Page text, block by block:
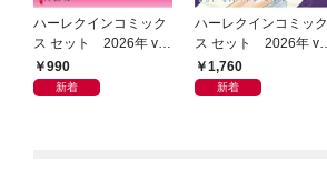
ハーレクインコミック
ス セット 2026年 vo
l.954
990
新着
ハーレクインコミック
ス セット 2026年 vo
l.1065
1,760
新着